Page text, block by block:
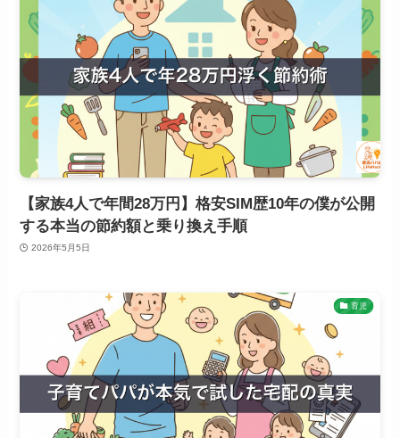
【家族4人で年間28万円】格安SIM歴10年の僕が公開
する本当の節約額と乗り換え手順
2026年5月5日
育児